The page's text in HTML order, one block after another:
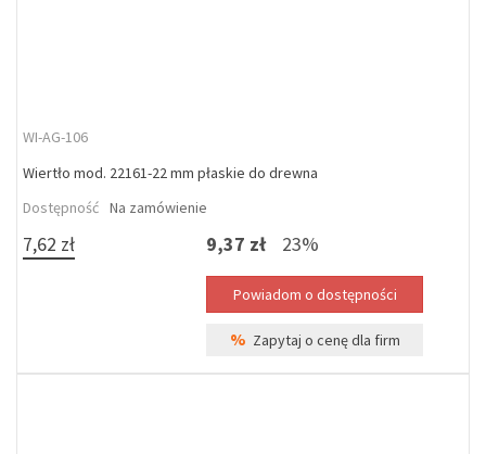
WI-AG-106
Wiertło mod. 22161-22 mm płaskie do drewna
Dostępność Na zamówienie
7,62 zł 9,37 zł 23%
% Zapytaj o cenę dla firm